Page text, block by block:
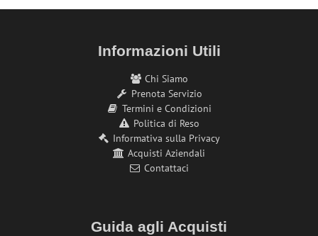
Informazioni Utili
Chi Siamo
Prenota Servizio
Termini e Condizioni
Politica di Reso
Informativa sulla Privacy
Acquisti Aziendali
Contattaci
Guida agli Acquisti